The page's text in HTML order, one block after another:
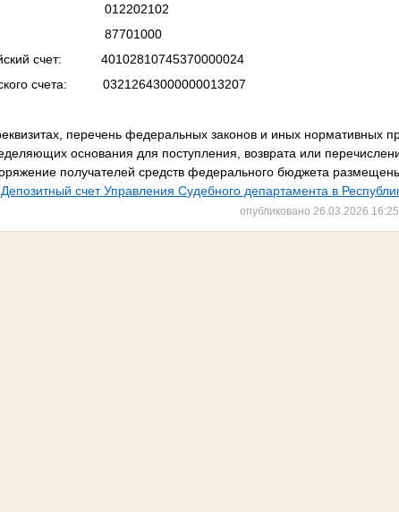
87701000
счет: 40102810745370000024
счета: 03212643000000013207
перечень федеральных законов и иных нормативных
основания для поступления, возврата или
получателей средств федерального бюджета
Депозитный счет Управления Судебного департамента в
опубликовано 26.03.2026